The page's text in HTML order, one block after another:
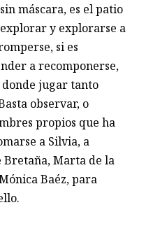
máscara, es el patio
y explorarse a
si es
a recomponerse,
jugar tanto
observar, o
propios que ha
a Silvia, a
Bretaña, Marta de la
Baéz, para